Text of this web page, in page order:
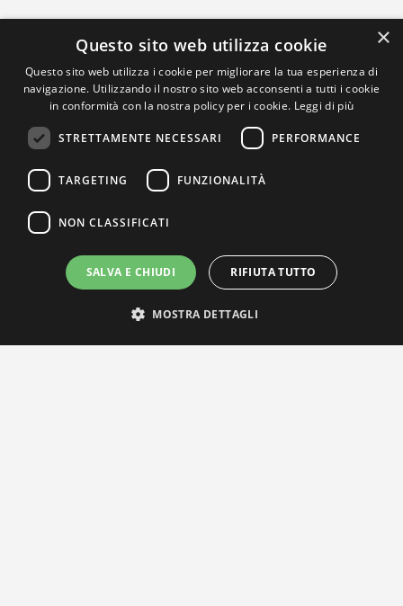
×
Questo sito web utilizza cookie
Questo sito web utilizza i cookie per migliorare la tua esperienza di
navigazione. Utilizzando il nostro sito web acconsenti a tutti i cookie
in conformità con la nostra policy per i cookie. Leggi di più
STRETTAMENTE NECESSARI PERFORMANCE
TARGETING FUNZIONALITÀ
NON CLASSIFICATI
SALVA E CHIUDI RIFIUTA TUTTO
MOSTRA DETTAGLI